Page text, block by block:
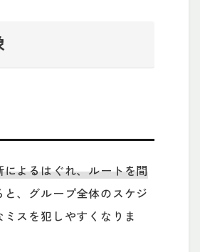
によるはぐれ、ルートを間
、グループ全体のスケジ
スを犯しやすくなりま